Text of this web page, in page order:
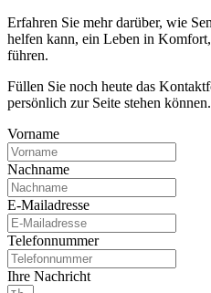
Erfahren Sie mehr darüber, wie
helfen kann, ein Leben in
führen.
Füllen Sie noch heute das
persönlich zur Seite stehen können.
Vorname
Nachname
E-Mailadresse
Telefonnummer
Ihre Nachricht